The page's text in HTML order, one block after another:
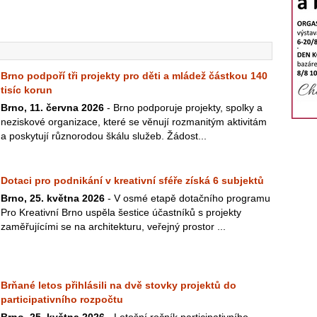
Brno podpoří tři projekty pro děti a mládež částkou 140
tisíc korun
Brno, 11. června 2026 - Brno podporuje projekty, spolky a
neziskové organizace, které se věnují rozmanitým aktivitám
a poskytují různorodou škálu služeb. Žádost...
Dotaci pro podnikání v kreativní sféře získá 6 subjektů
Brno, 25. května 2026 - V osmé etapě dotačního programu
Pro Kreativní Brno uspěla šestice účastníků s projekty
zaměřujícími se na architekturu, veřejný prostor ...
Brňané letos přihlásili na dvě stovky projektů do
participativního rozpočtu